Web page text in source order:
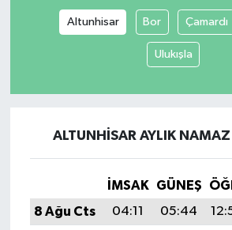
Altunhisar Bor Çamardı
Ulukışla
ALTUNHISAR AYLIK NAMAZ
İMSAK GÜNEŞ
8 Ağu Cts
04:11 05:44